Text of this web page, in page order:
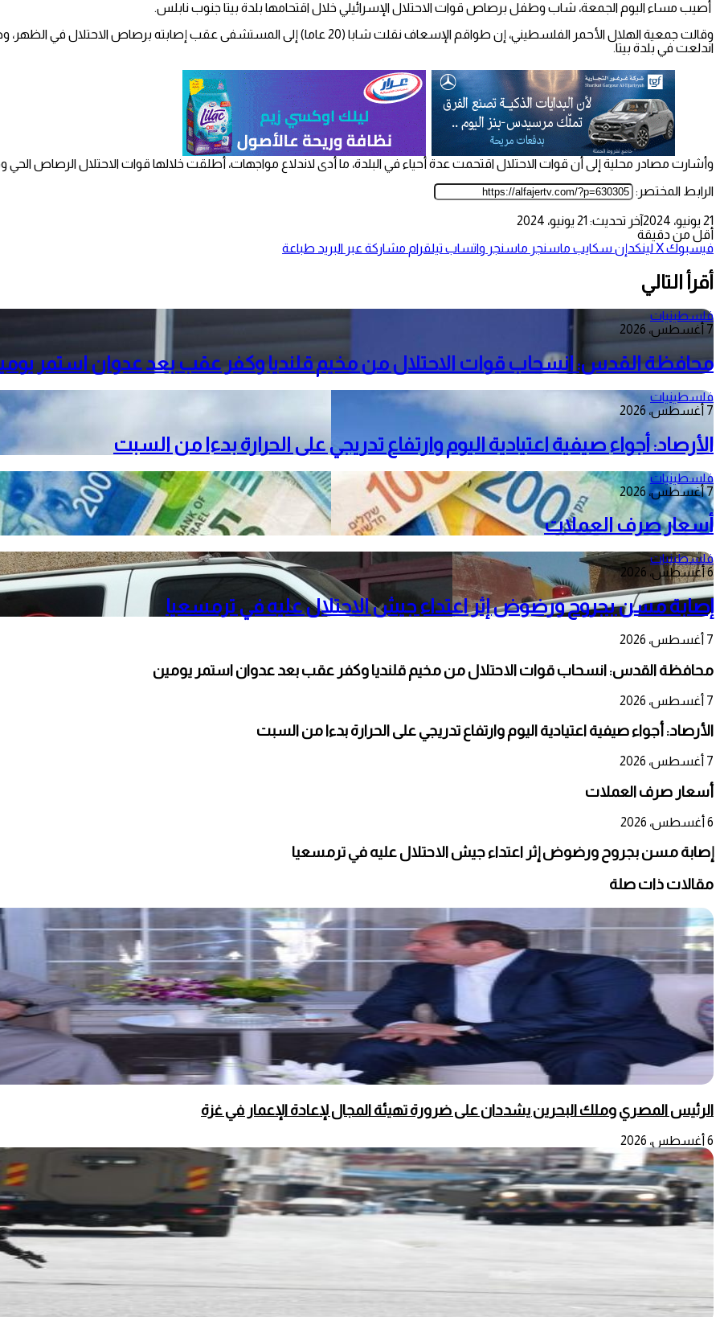
أصيب مساء اليوم الجمعة، شاب وطفل برصاص قوات الاحتلال الإسرائيلي خلال اقتحامها بلدة بيتا جنوب نابلس.
اندلعت في بلدة بيتا.
وأشارت مصادر محلية إلى أن قوات الاحتلال اقتحمت عدة أحياء في البلدة، ما أدى لاندلاع مواجهات، أطلقت خلالها قوات الاحتلال الرصاص الحي
الرابط المختصر:
21 يونيو، 2024
آخر تحديث: 21 يونيو، 2024
أقل من دقيقة
فيسبوك‫Xلينكدإن سكايب ماسنجر ماسنجر واتساب تيلقرام مشاركة عبر البريد طباعة
أقرأ التالي
فلسطينيات
7 أغسطس، 2026
محافظة القدس: انسحاب قوات الاحتلال من مخيم قلنديا وكفر عقب بعد عدوان استمر
فلسطينيات
7 أغسطس، 2026
الأرصاد: أجواء صيفية اعتيادية اليوم وارتفاع تدريجي على الحرارة بدءا من السبت
فلسطينيات
7 أغسطس، 2026
أسعار صرف العملات
فلسطينيات
6 أغسطس، 2026
إصابة مسن بجروح ورضوض إثر اعتداء جيش الاحتلال عليه في ترمسعيا
7 أغسطس، 2026
محافظة القدس: انسحاب قوات الاحتلال من مخيم قلنديا وكفر عقب بعد عدوان استمر يومين
7 أغسطس، 2026
الأرصاد: أجواء صيفية اعتيادية اليوم وارتفاع تدريجي على الحرارة بدءا من السبت
7 أغسطس، 2026
أسعار صرف العملات
6 أغسطس، 2026
إصابة مسن بجروح ورضوض إثر اعتداء جيش الاحتلال عليه في ترمسعيا
مقالات ذات صلة
الرئيس المصري وملك البحرين يشددان على ضرورة تهيئة المجال لإعادة الإعمار في غزة
6 أغسطس، 2026